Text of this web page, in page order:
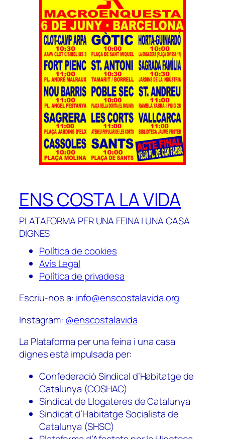
ENS COSTA LA VIDA
PLATAFORMA PER UNA FEINA I UNA CASA
DIGNES
Política de cookies
Avís Legal
Política de privadesa
Escriu-nos a: info@enscostalavida.org
Instagram: @enscostalavida
La Plataforma per una feina i una casa
dignes està impulsada per:
Confederació Sindical d’Habitatge de
Catalunya (COSHAC)
Sindicat de Llogateres de Catalunya
Sindicat d’Habitatge Socialista de
Catalunya (SHSC)